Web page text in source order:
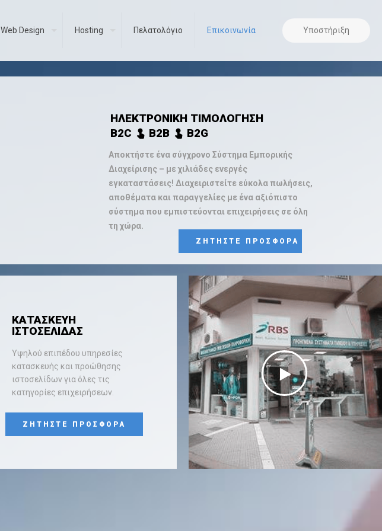
Web Design Hosting Πελατολόγιο Επικοινωνία Υποστήριξη
ΗΛΕΚΤΡΟΝΙΚΗ ΤΙΜΟΛΟΓΗΣΗ
Αποκτήστε ένα σύγχρονο Σύστημα Εμπορικής
Διαχείρισης – με χιλιάδες ενεργές
εγκαταστάσεις! Διαχειριστείτε εύκολα πωλήσεις,
αποθέματα και παραγγελίες με ένα αξιόπιστο
σύστημα που εμπιστεύονται επιχειρήσεις σε όλη
τη χώρα.
ΖΗΤΗΣΤΕ ΠΡΟΣΦΟΡΑ
B2C touch_app B2B touch_app B2G
ΚΑΤΑΣΚΕΥΗ
ΙΣΤΟΣΕΛΙΔΑΣ
Υψηλού επιπέδου υπηρεσίες
κατασκευής και προώθησης
ιστοσελίδων για όλες τις
κατηγορίες επιχειρήσεων.
ΖΗΤΗΣΤΕ ΠΡΟΣΦΟΡΑ